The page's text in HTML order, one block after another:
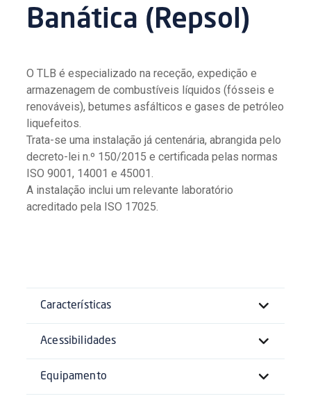
Banática (Repsol)
O TLB é especializado na receção, expedição e
armazenagem de combustíveis líquidos (fósseis e
renováveis), betumes asfálticos e gases de petróleo
liquefeitos.
Trata-se uma instalação já centenária, abrangida pelo
decreto-lei n.º 150/2015 e certificada pelas normas
ISO 9001, 14001 e 45001.
A instalação inclui um relevante laboratório
acreditado pela ISO 17025.
Características
Acessibilidades
Equipamento